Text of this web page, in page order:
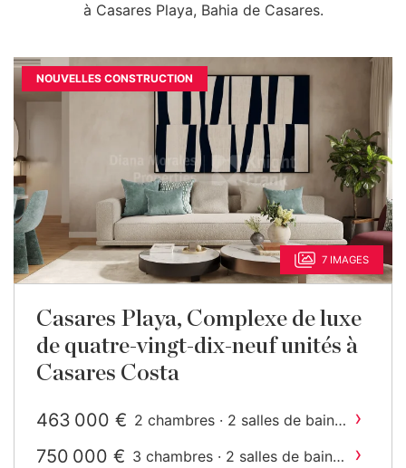
à Casares Playa, Bahia de Casares.
NOUVELLES CONSTRUCTION
7 IMAGES
Casares Playa, Complexe de luxe
de quatre-vingt-dix-neuf unités à
Casares Costa
463 000 € 2 chambres · 2 salles de bain ·
›
750 000 € 3 chambres · 2 salles de bain ·
›